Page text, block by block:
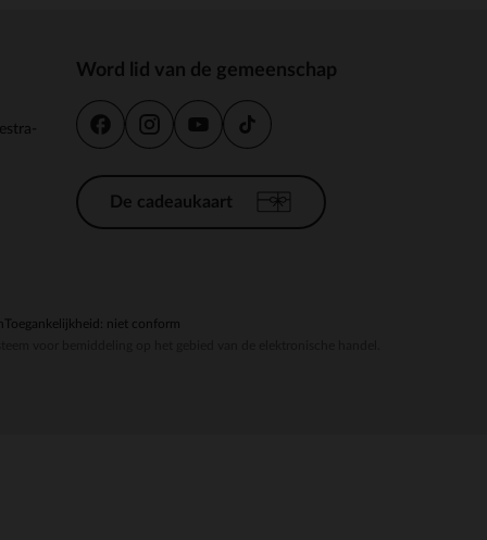
aan te passen en te beheren, en zorgt ervoor dat aan
Word lid van de gemeenschap
De cadeaukaart
Toegankelijkheid: niet conform